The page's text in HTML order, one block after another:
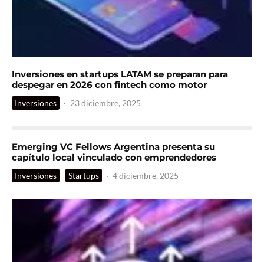
Inversiones en startups LATAM se preparan para
despegar en 2026 con fintech como motor
Inversiones · 23 diciembre, 2025
Emerging VC Fellows Argentina presenta su
capítulo local vinculado con emprendedores
Inversiones Startups · 4 diciembre, 2025